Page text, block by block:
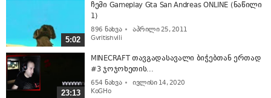
5:02
ჩემი Gameplay Gta San Andreas ONLINE (ნაწილი
1)
896 ნახვა
აპრილი 25, 2011
Gvritishvili
23:13
MINECRAFT თავგადასავალი ბიჭებთან ერთად
#3 ჯოჯოხეთის...
654 ნახვა
ივლისი 14, 2020
KoGHo